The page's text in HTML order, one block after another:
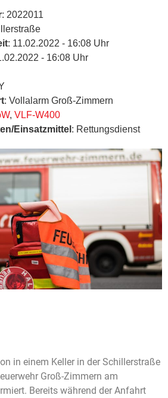
: 2022011
: 11.02.2022 - 16:08 Uhr
- 16:08 Uhr
: Vollalarm Groß-Zimmern
, VLF-W400
Einsatzmittel : Rettungsdienst
in einem Keller in der Schillerstraße
Groß-Zimmern am
Bereits während der Anfahrt